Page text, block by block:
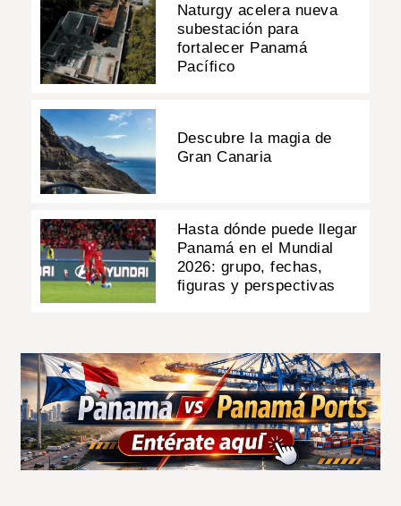
Naturgy acelera nueva
subestación para
fortalecer Panamá
Pacífico
Descubre la magia de
Gran Canaria
Hasta dónde puede llegar
Panamá en el Mundial
2026: grupo, fechas,
figuras y perspectivas